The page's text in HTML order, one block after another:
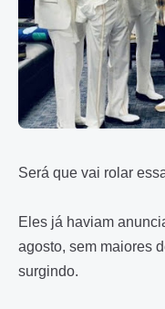
Será que vai rolar
Eles já haviam
agosto, sem maiores
surgindo.